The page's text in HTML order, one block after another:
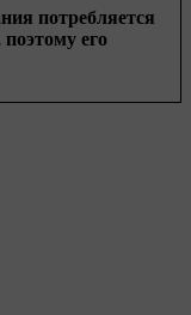
потребляется
его